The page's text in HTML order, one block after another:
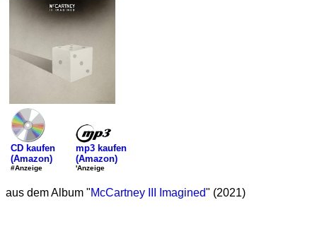
CD kaufen
(Amazon)
#Anzeige
mp3 kaufen
(Amazon)
'Anzeige
aus dem Album "McCartney III Imagined" (2021)